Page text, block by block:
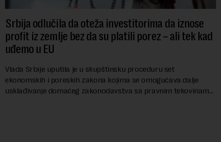
Srbija odlučila da oteža investitorima da iznose
profit iz zemlje bez da su platili porez – ali tek kad
uđemo u EU
Vlada Srbije uputila je u skupštinsku proceduru set
ekonomskih i poreskih zakona kojima se omogućava dalje
usklađivanje domaćeg zakonodavstva sa pravnim tekovinama